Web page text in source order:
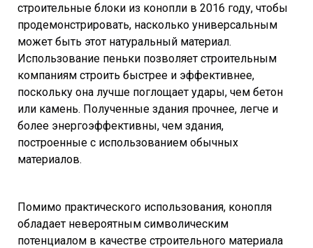
строительные блоки из конопли в 2016 году, чтобы
продемонстрировать, насколько универсальным
может быть этот натуральный материал.
Использование пеньки позволяет строительным
компаниям строить быстрее и эффективнее,
поскольку она лучше поглощает удары, чем бетон
или камень. Полученные здания прочнее, легче и
более энергоэффективны, чем здания,
построенные с использованием обычных
материалов.
Помимо практического использования, конопля
обладает невероятным символическим
потенциалом в качестве строительного материала